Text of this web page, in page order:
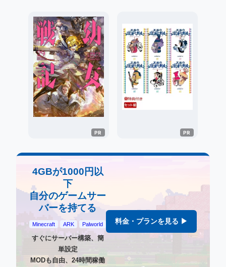
4GBが1000円以
下
自分のゲームサー
バーを持てる
Minecraft ARK Palworld
すぐにサーバー構築、簡
単設定
MODも自由、24時間稼働
料金・プランを見る ▶